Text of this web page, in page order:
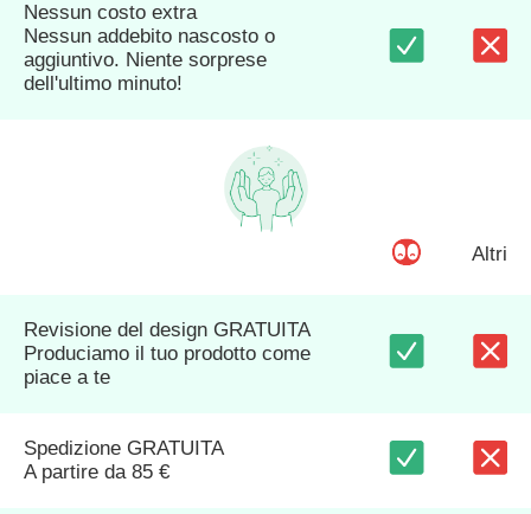
Nessun costo extra
Nessun addebito nascosto o
aggiuntivo. Niente sorprese
dell'ultimo minuto!
Altri
Revisione del design GRATUITA
Produciamo il tuo prodotto come
piace a te
Spedizione GRATUITA
A partire da 85 €